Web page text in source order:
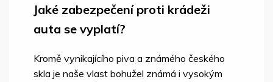
Jaké zabezpečení proti krádeži
auta se vyplatí?
Kromě vynikajícího piva a známého českého
skla je naše vlast bohužel známá i vysokým